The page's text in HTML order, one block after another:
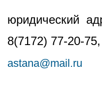
юридический
8(7172) 77-20-
astana@mail.ru